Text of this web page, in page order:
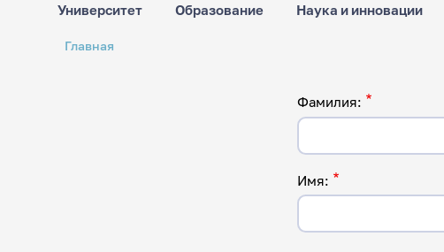
Университет Образование Наука и инновации
Строка
навигации
Главная
Фамилия:
Имя: